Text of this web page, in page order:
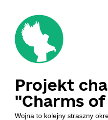
Projekt
"Charms
Wojna to kolejny straszny